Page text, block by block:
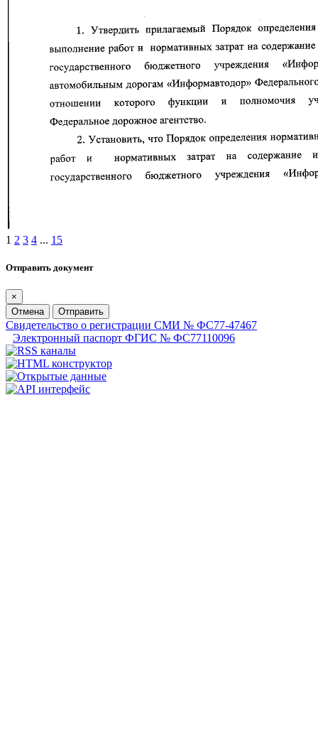
1 2 3 4 ... 15
Отправить документ
×
Отмена
Отправить
Свидетельство о регистрации СМИ № ФС77-47467
Электронный паспорт ФГИС № ФС77110096